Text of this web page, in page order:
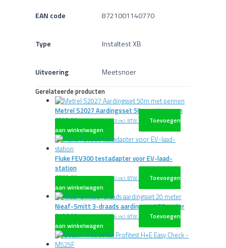
EAN code
8721001140770
Type Instaltest XB
Uitvoering Meetsnoer
Gerelateerde producten
Metrel S2027 Aardingsset 50m met pennen
€303,00 excl. BTW€366,63 incl. BTW
Toevoegen
aan winkelwagen
Fluke FEV300 testadapter voor EV-laad-
station
€780,00 excl. BTW€943,80 incl. BTW
Toevoegen
aan winkelwagen
Nieaf-Smitt 3-draads aardingsset 20 meter
€196,00 excl. BTW€237,16 incl. BTW
Toevoegen
aan winkelwagen